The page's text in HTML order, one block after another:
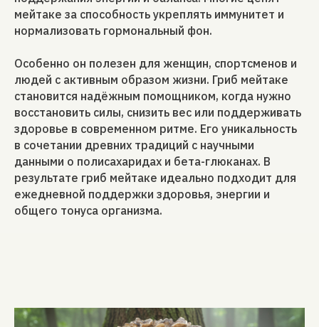
мейтаке за способность укреплять иммунитет и
нормализовать гормональный фон.
Особенно он полезен для женщин, спортсменов и
людей с активным образом жизни. Гриб мейтаке
становится надёжным помощником, когда нужно
восстановить силы, снизить вес или поддерживать
здоровье в современном ритме. Его уникальность
в сочетании древних традиций с научными
данными о полисахаридах и бета-глюканах. В
результате гриб мейтаке идеально подходит для
ежедневной поддержки здоровья, энергии и
общего тонуса организма.